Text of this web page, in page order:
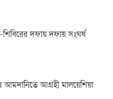
শিবিরের দফায় দফায় সংঘর্ষ
আমদানিতে আগ্রহী মালয়েশিয়া